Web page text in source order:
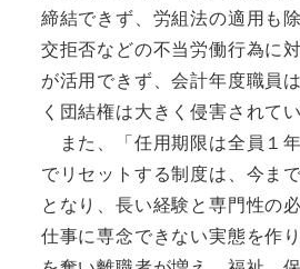
締結できず、労組法の適用も
交拒否などの不当労働行為に
が活用できず、会計年度職員
く団結権は大きく侵害されてい
また、「任用期限は全員１
でリセットする制度は、今ま
となり、長い経験と専門性の
仕事に専念できない実態を作